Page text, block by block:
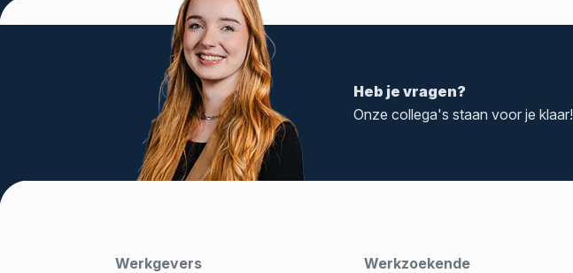
verzuim ,ziekte
Heb je vragen?
Onze collega's staan voor je klaar!
Werkgevers Werkzoekende